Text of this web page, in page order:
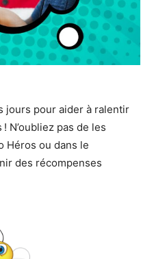
jours pour aider à ralentir
N’oubliez pas de les
Héros ou dans le
des récompenses